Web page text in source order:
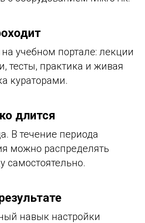
учебном портале: лекции
тесты, практика и живая
кураторами.
длится
В течение периода
можно распределять
самостоятельно.
навык настройки